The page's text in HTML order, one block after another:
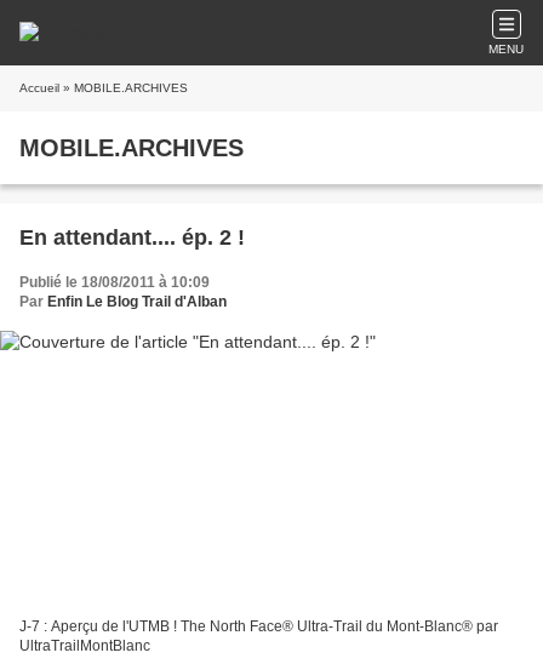
MENU
Accueil » MOBILE.ARCHIVES
MOBILE.ARCHIVES
En attendant.... ép. 2 !
Publié le 18/08/2011 à 10:09
Par Enfin Le Blog Trail d'Alban
J-7 : Aperçu de l'UTMB ! The North Face® Ultra-Trail du Mont-Blanc® par
UltraTrailMontBlanc